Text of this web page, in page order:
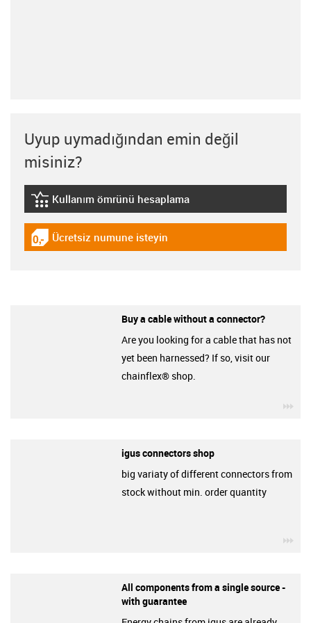
Uyup uymadığından emin değil
misiniz?
igus-icon-lebensdauerrechner
Kullanım ömrünü hesaplama
igus-icon-gratismuster
Ücretsiz numune isteyin
Buy a cable without a connector?
Are you looking for a cable that has not
yet been harnessed? If so, visit our
chainflex® shop.
igus connectors shop
big variaty of different connectors from
stock without min. order quantity
All components from a single source -
with guarantee